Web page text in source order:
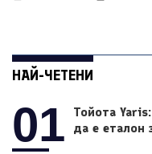
НАЙ-ЧЕТЕНИ
01
Тойота
да е еталон